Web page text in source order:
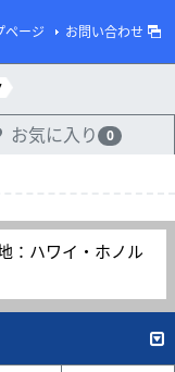
ページ お問い合わせ
お気に入り 0
：ハワイ・ホノル